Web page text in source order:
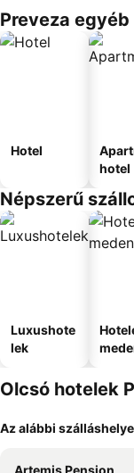
Preveza
Hotel
hotel
Népszerű
Luxushote
lek
Olcsó hotelek
Az alábbi
Artemis Pension